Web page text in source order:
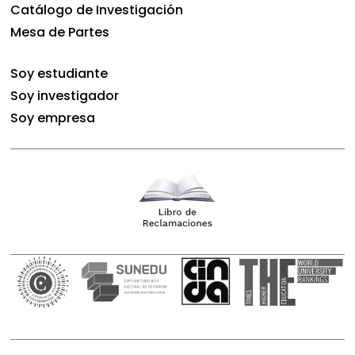
Catálogo de Investigación
Mesa de Partes
Soy estudiante
Soy investigador
Soy empresa